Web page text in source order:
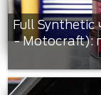
Full Synthetic
- Motocraft):